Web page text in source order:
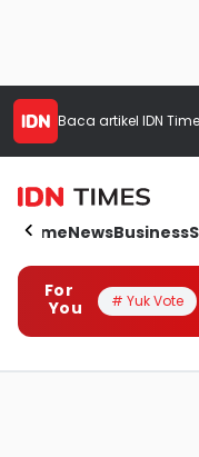
Baca artikel IDN
HomeNewsBusiness
For
You
# Yuk Vote